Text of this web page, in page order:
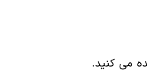
می کنید.